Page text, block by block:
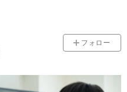
フォロー